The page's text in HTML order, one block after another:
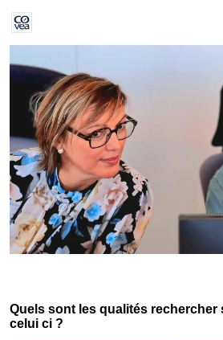
Quels sont les qualités rechercher
celui ci ?